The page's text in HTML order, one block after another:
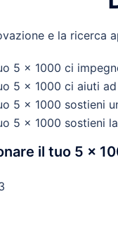
e la
5 x 1000 ci
5 x 1000 ci aiuti
5 x 1000 sostieni
5 x 1000 sostieni
il tuo 5 x